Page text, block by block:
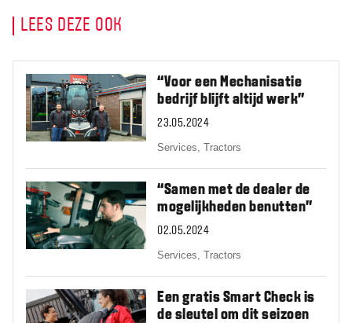
LEES DEZE OOK
“Voor een Mechanisatie
bedrijf blijft altijd werk”
23.05.2024
Services,Tractors
“Samen met de dealer de
mogelijkheden benutten”
02.05.2024
Services,Tractors
Een gratis Smart Check is
de sleutel om dit seizoen